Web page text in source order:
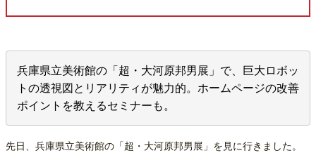
兵庫県立美術館の「超・大河原邦男展」で、巨大ロボッ
トの透視図とリアリティが魅力的。ホームページの改善
ポイントを教えるセミナーも。
先日、兵庫県立美術館の「超・大河原邦男展」を見に行きました。